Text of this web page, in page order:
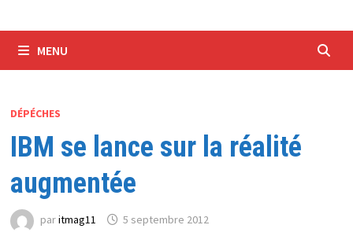
MENU
DÉPÉCHES
IBM se lance sur la réalité
augmentée
paritmag11 5 septembre 2012